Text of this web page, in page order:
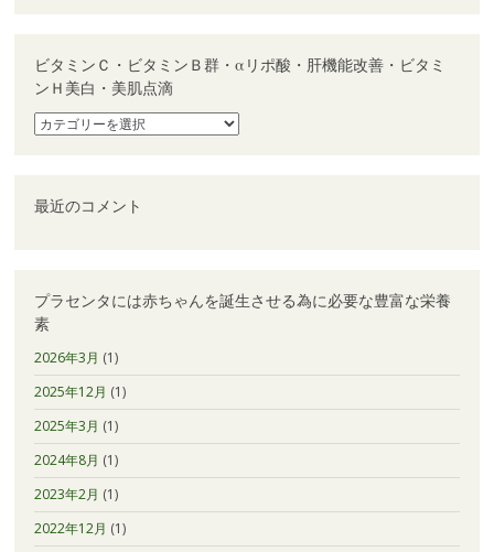
ゃ
ん
を
誕
生
る
為
な
豊
富
な
栄
養
素
ビタミンＣ・ビタミンＢ群・αリポ酸・肝機能改善・ビタミ
ンＨ美白・美肌点滴
ビ
タ
Ｃ・
ビ
Ｂ
群・
リ
ポ
酸・
肝
能
改
善・
ビ
タ
最近のコメント
プラセンタには赤ちゃんを誕生させる為に必要な豊富な栄養
素
2026年3月 (1)
2025年12月 (1)
2025年3月 (1)
2024年8月 (1)
2023年2月 (1)
2022年12月 (1)